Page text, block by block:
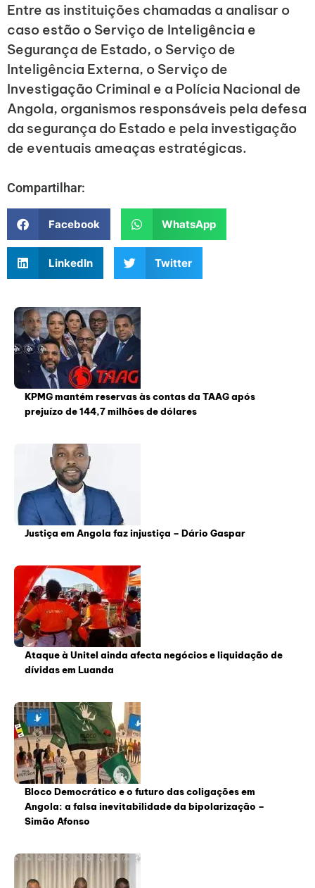
Entre as instituições chamadas a analisar o
caso estão o Serviço de Inteligência e
Segurança de Estado, o Serviço de
Inteligência Externa, o Serviço de
Investigação Criminal e a Polícia Nacional de
Angola, organismos responsáveis pela defesa
da segurança do Estado e pela investigação
de eventuais ameaças estratégicas.
Compartilhar:
Facebook WhatsApp
LinkedIn Twitter
KPMG mantém reservas às contas da TAAG após
prejuízo de 144,7 milhões de dólares
Justiça em Angola faz injustiça – Dário Gaspar
Ataque à Unitel ainda afecta negócios e liquidação de
dívidas em Luanda
Bloco Democrático e o futuro das coligações em
Angola: a falsa inevitabilidade da bipolarização –
Simão Afonso